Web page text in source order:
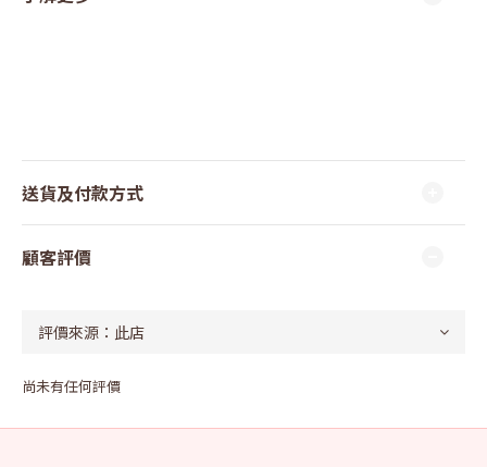
送貨及付款方式
顧客評價
尚未有任何評價